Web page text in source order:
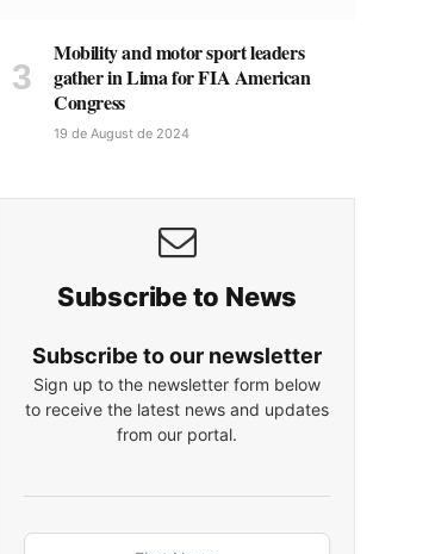
Mobility and motor sport leaders
gather in Lima for FIA American
Congress
19 de August de 2024
Subscribe to News
Subscribe to our newsletter
Sign up to the newsletter form below
to receive the latest news and updates
from our portal.